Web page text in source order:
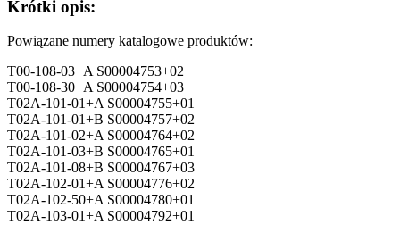
Krótki opis:
Powiązane numery katalogowe produktów:
T00-108-03+A S00004753+02
T00-108-30+A S00004754+03
T02A-101-01+A S00004755+01
T02A-101-01+B S00004757+02
T02A-101-02+A S00004764+02
T02A-101-03+B S00004765+01
T02A-101-08+B S00004767+03
T02A-102-01+A S00004776+02
T02A-102-50+A S00004780+01
T02A-103-01+A S00004792+01